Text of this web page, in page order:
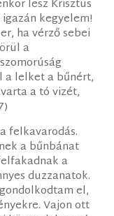
lesz Krisztus
kegyelem!
ha vérző sebei
a
a lelket a bűnért,
a tó vizét,
felkavarodás.
a bűnbánat
a
duzzanatok.
el,
Vajon ott